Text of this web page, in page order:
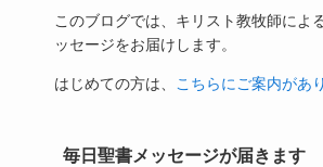
このブログでは、キリスト教牧師によ
ッセージをお届けします。
はじめての方は、 こちらにご案内があ
毎日聖書メッセージが届きます